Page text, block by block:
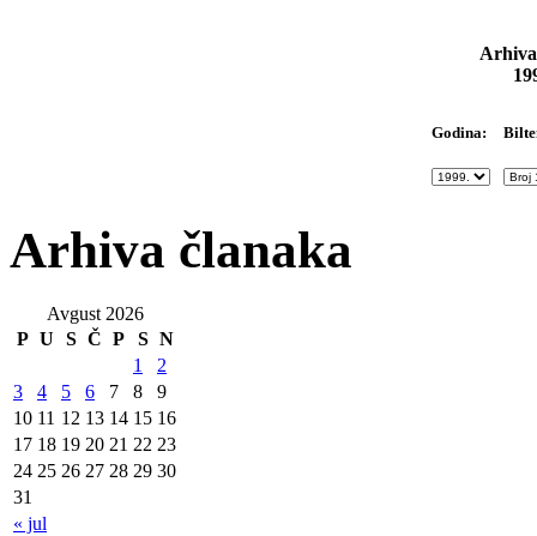
Godina:
Arhiva članaka
Avgust 2026
P U S Č P S N
« jul
1
2
3
4 5 6 7 8
9
10 11 12 13 14 15 16
17 18 19 20 21 22 23
24 25 26 27 28 29 30
31